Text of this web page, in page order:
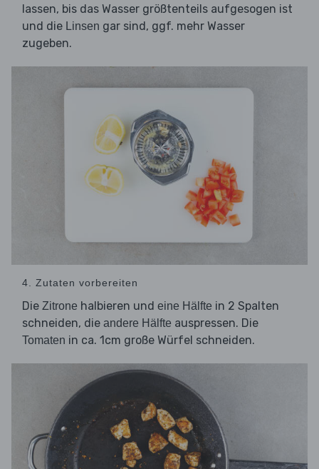
lassen, bis das Wasser größtenteils aufgesogen ist
und die Linsen gar sind, ggf. mehr Wasser
zugeben.
4. Zutaten vorbereiten
Die Zitrone halbieren und eine Hälfte in 2 Spalten
schneiden, die andere Hälfte auspressen. Die
Tomaten in ca. 1cm große Würfel schneiden.